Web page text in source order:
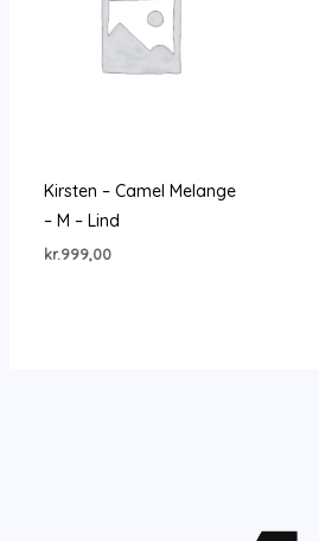
Kirsten – Camel Melange
– M – Lind
kr.999,00